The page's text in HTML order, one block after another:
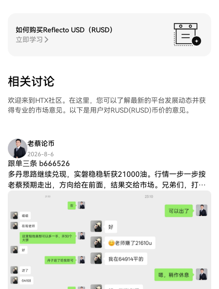
如何购买Reflecto USD（RUSD）
立即学习
相关讨论
欢迎来到HTX社区。在这里，您可以了解最新的平台发展动态并获
得专业的市场意见。以下是用户对RUSD(RUSD)币价的意见。
老蔡论币
2026-8-6
跟单三条 b666526
多丹思路继续兑现，实磐稳稳斩获21000油。行情一步一步按
老蔡预期走出，方向给在前面，结果交给市场。兄弟们，打油
不是靠运气，而是靠思路和执行。艮上老蔡节奏，利润自然会
一步一步装进口袋。 从四小时来看，